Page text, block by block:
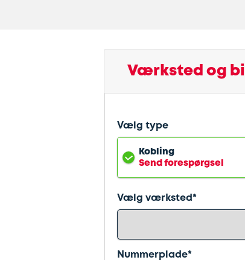
Værksted og bil
Vælg type
Kobling
Send forespørgsel
Vælg værksted*
Nummerplade*